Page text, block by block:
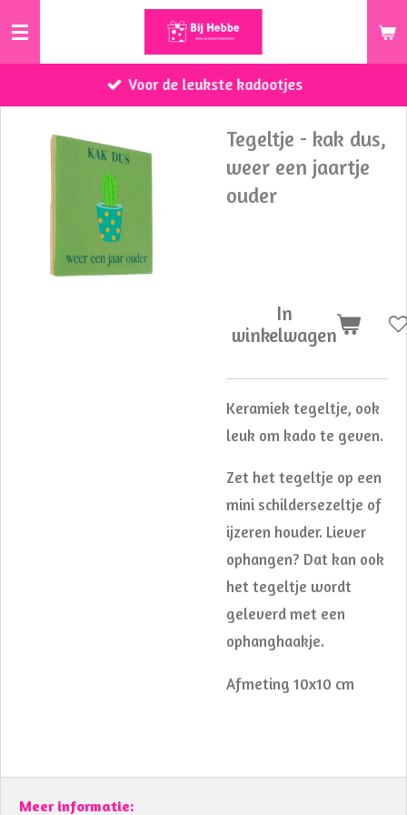
Ga
de
hoofdinhoud
Voor de leukste kadootjes
Tegeltje - kak dus,
weer een jaartje
ouder
In
winkelwagen
Keramiek tegeltje, ook
leuk om kado te geven.
Zet het tegeltje op een
mini schildersezeltje of
ijzeren houder. Liever
ophangen? Dat kan ook
het tegeltje wordt
geleverd met een
ophanghaakje.
Afmeting 10x10 cm
Meer informatie: